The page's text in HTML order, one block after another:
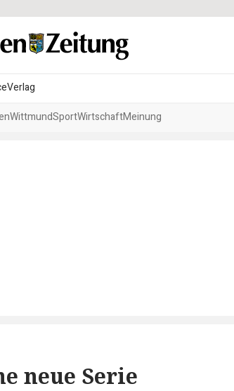
Verlag
WittmundSportWirtschaftMeinung
neue Serie